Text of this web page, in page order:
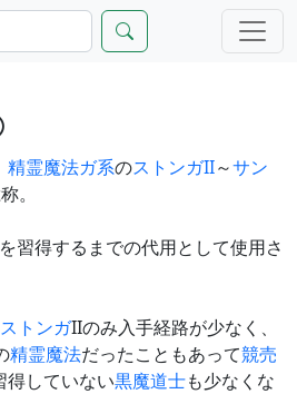
精霊魔法ガ系のストンガII～サン
。
を習得するまでの代用として使用さ
ストンガIIのみ入手経路が少なく、
精霊魔法だったこともあって競売
得していない黒魔道士も少なくな